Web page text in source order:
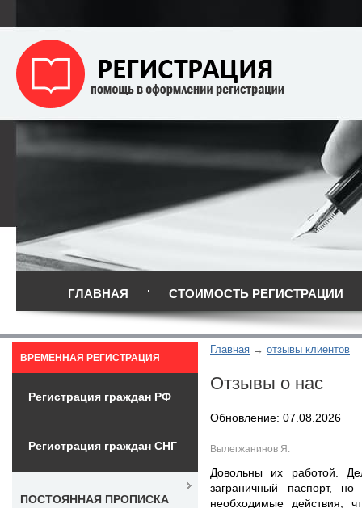
ГЛАВНАЯ СТОИМОСТЬ РЕГИСТРАЦИИ
Главная отзывы клиентов
Отзывы о нас
Обновление: 07.08.2026
Вылегжанинов Я.
Довольны их работой.
заграничный паспорт,
необходимые действия,
ВРЕМЕННАЯ РЕГИСТРАЦИЯ
Регистрация граждан РФ
Регистрация граждан СНГ
ПОСТОЯННАЯ ПРОПИСКА